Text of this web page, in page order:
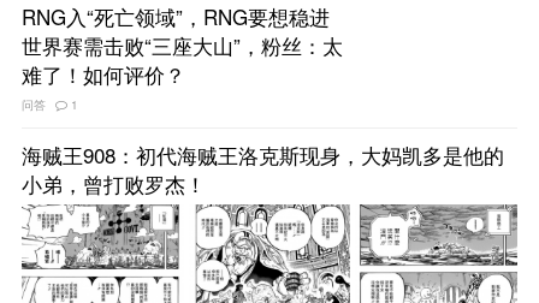
RNG入“死亡领域”，RNG要想稳进
世界赛需击败“三座大山”，粉丝：太
难了！如何评价？
问答 1
海贼王908：初代海贼王洛克斯现身，大妈凯多是他的
小弟，曾打败罗杰！